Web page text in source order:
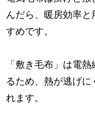
んだら、暖房効率
すめです。
「敷き毛布」は電
るため、熱が逃げに
れます。